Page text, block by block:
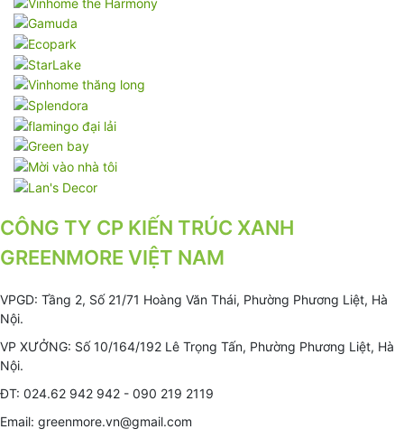
CÔNG TY CP KIẾN TRÚC XANH
GREENMORE VIỆT NAM
VPGD: Tầng 2, Số 21/71 Hoàng Văn Thái, Phường Phương Liệt, Hà
Nội.
VP XƯỞNG: Số 10/164/192 Lê Trọng Tấn, Phường Phương Liệt, Hà
Nội.
ĐT: 024.62 942 942 - 090 219 2119
Email: greenmore.vn@gmail.com